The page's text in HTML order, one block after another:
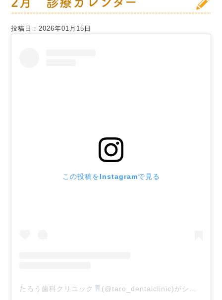
投稿日：2026年01月15日
この投稿をInstagramで見る
たろう歯科クリニック (@taro_dentalclinic)がシェアした投稿